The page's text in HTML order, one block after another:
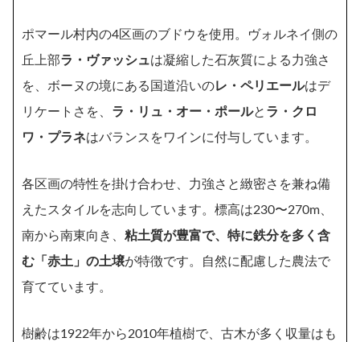
​ポマール村内の4区画のブドウを使用。ヴォルネイ側の
丘上部ラ・ヴァッシュは凝縮した石灰質による力強さ
を、ボーヌの境にある国道沿いのレ・ペリエールはデ
リケートさを、 ラ・リュ・オー・ポールと ラ・クロ
ワ・プラネはバランスをワインに付与しています。
各区画の特性を掛け合わせ、力強さと緻密さを兼ね備
えたスタイルを志向しています。標高は230〜270m、
南から南東向き、 粘土質が豊富で、特に鉄分を多く含
む「赤土」の土壌が特徴です。自然に配慮した農法で
育てています。
樹齢は1922年から2010年植樹で、古木が多く収量はも